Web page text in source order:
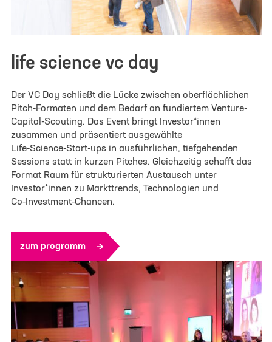
life science vc day
Der VC Day schließt die Lücke zwischen oberflächlichen
Pitch-Formaten und dem Bedarf an fundiertem Venture-
Capital-Scouting. Das Event bringt Investor*innen
zusammen und präsentiert ausgewählte
Life‑Science‑Start-ups in ausführlichen, tiefgehenden
Sessions statt in kurzen Pitches. Gleichzeitig schafft das
Format Raum für strukturierten Austausch unter
Investor*innen zu Markttrends, Technologien und
Co‑Investment‑Chancen.
zum programm